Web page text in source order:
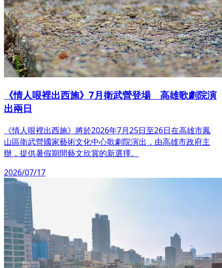
《情人哏裡出西施》7月衛武營登場 高雄歌劇院演
出兩日
《情人哏裡出西施》將於2026年7月25日至26日在高雄市鳳
山區衛武營國家藝術文化中心歌劇院演出，由高雄市政府主
辦，提供暑假期間藝文欣賞的新選擇。
2026/07/17